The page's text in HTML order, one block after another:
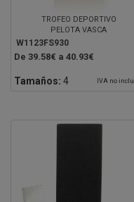
TROFEO DEPORTIVO
PELOTA VASCA
W1123FS930
De 39.58€ a 40.93€
Tamaños: 4 IVA no